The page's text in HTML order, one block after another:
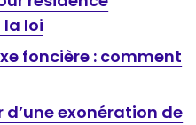
la loi
foncière : comment
exonération de